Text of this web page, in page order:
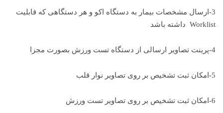
3-ارسال مشخصات بیمار به دستگاه اکو و هر دستگاهی که قابلیت
Worklist داشته باشد
4-پرینت تصاویر ارسالی از دستگاه تست ورزش بصورت مجزا
5-امکان ثبت تشخیص بر روی تصاویر نوار قلب
6-امکان ثبت تشخیص بر روی تصاویر تست ورزش